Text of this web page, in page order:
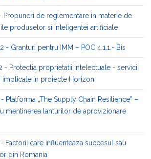
de reglementare in materie de
produselor si inteligentei artificiale
- Granturi pentru IMM – POC 4.1.1.- Bis
- Protectia proprietatii intelectuale - servicii
implicate in proiecte Horizon
Platforma „The Supply Chain Resilience” –
mentinerea lanturilor de aprovizionare
Factorii care influenteaza succesul sau
din Romania